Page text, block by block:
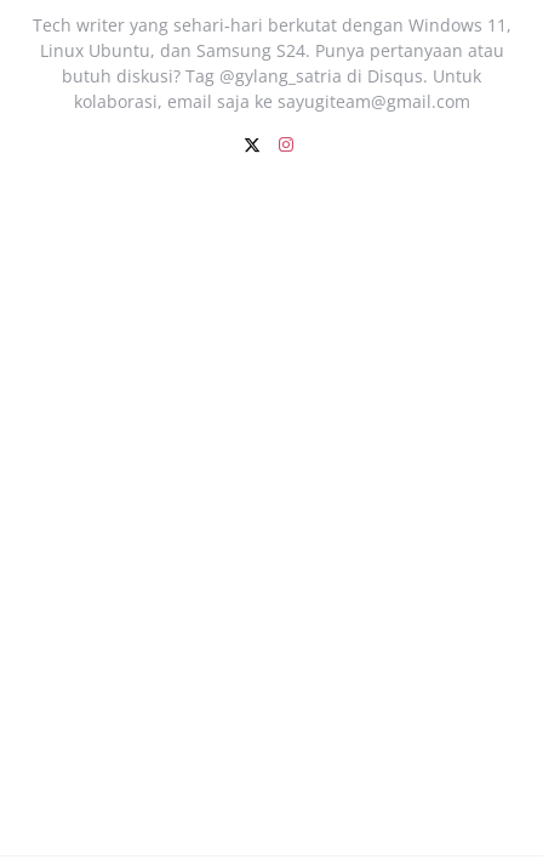
Tech writer yang sehari‑hari berkutat dengan Windows 11,
Linux Ubuntu, dan Samsung S24. Punya pertanyaan atau
butuh diskusi? Tag @gylang_satria di Disqus. Untuk
kolaborasi, email saja ke sayugiteam@gmail.com